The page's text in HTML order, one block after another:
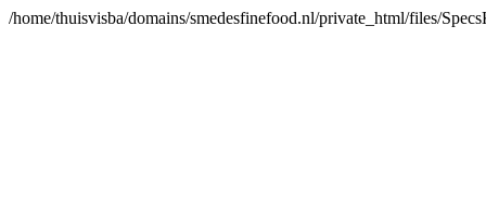
/home/thuisvisba/domains/smedesfinefood.nl/private_html/files/